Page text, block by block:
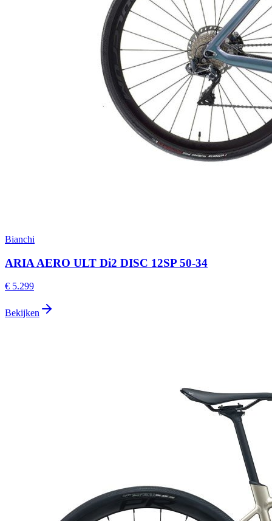
Bianchi
ARIA AERO ULT Di2 DISC 12SP 50-34
€ 5.299
Bekijken